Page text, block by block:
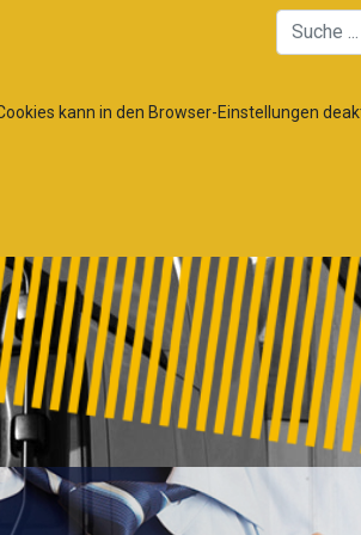
kann in den Browser-Einstellungen